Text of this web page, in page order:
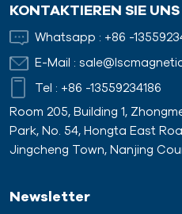
KONTAKTIEREN SIE UNS
Whatsapp : +86 -
E-Mail :
Tel : +86 -13559234186
Room 205, Building 1,
Park, No. 54, Hongta East
Jingcheng Town, Nanjing
Newsletter